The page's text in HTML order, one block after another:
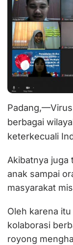
berbagai
keterkecuali
Akibatnya juga
anak sampai
masyarakat
Oleh karena
kolaborasi
royong